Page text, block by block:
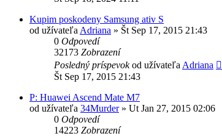
Kupim poskodeny Samsung ativ S
od užívateľa Adriana » Št Sep 17, 2015 21:43
0 Odpovedí
32173 Zobrazení
Posledný príspevokod užívateľa Adriana
Št Sep 17, 2015 21:43
P: Huawei Ascend Mate M7
od užívateľa 34Murder» Ut Jan 27, 2015 02:06
0 Odpovedí
14223 Zobrazení